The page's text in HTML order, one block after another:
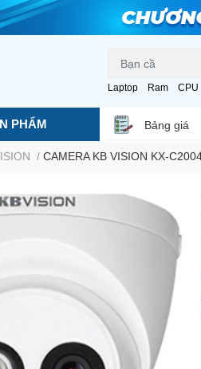
Laptop Ram CPU
PHẨM Bảng giá
/ CAMERA KB VISION KX-